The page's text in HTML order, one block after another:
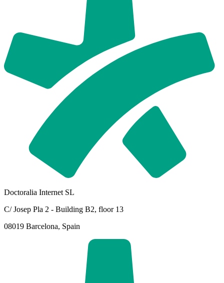
Doctoralia Internet SL
C/ Josep Pla 2 - Building B2, floor 13
08019 Barcelona, Spain